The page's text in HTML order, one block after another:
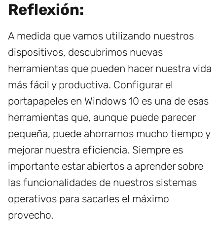
Reflexión:
A medida que vamos utilizando nuestros
dispositivos, descubrimos nuevas
herramientas que pueden hacer nuestra vida
más fácil y productiva. Configurar el
portapapeles en Windows 10 es una de esas
herramientas que, aunque puede parecer
pequeña, puede ahorrarnos mucho tiempo y
mejorar nuestra eficiencia. Siempre es
importante estar abiertos a aprender sobre
las funcionalidades de nuestros sistemas
operativos para sacarles el máximo
provecho.